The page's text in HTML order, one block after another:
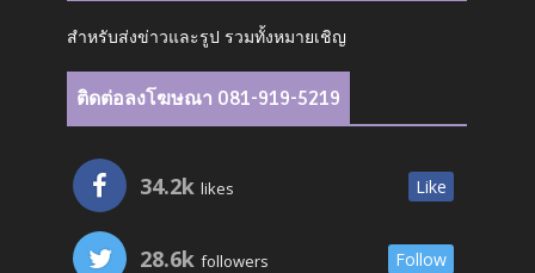
สำหรับส่งข่าวและรูป รวมทั้งหมายเชิญ
ติดต่อลงโฆษณา 081-919-5219
34.2k likes Like
28.6k followers Follow